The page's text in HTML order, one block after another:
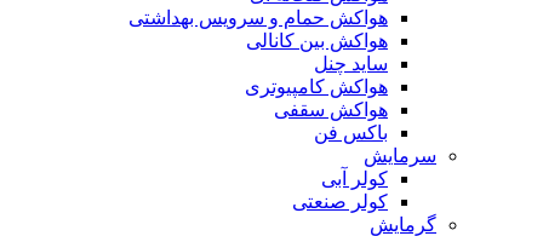
هواکش حمام و سرویس بهداشتی
هواکش بین کانالی
ساید چنل
هواکش کامپیوتری
هواکش سقفی
باکس فن
سرمایش
کولر آبی
کولر صنعتی
گرمایش